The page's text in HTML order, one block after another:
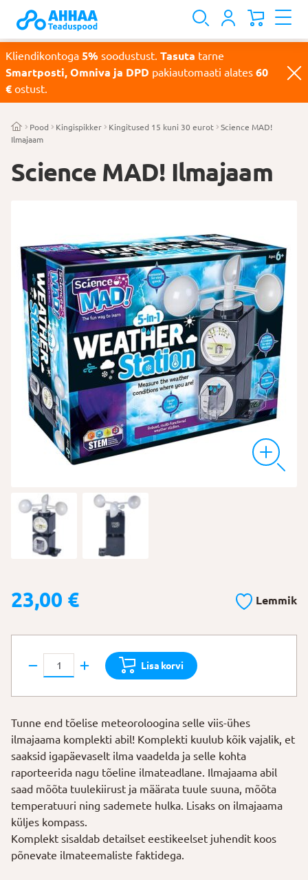
Kliendikontoga 5% soodustust. Tasuta tarne
Smartposti, Omniva ja DPD pakiautomaati alates 60
€ ostust.
Pood Kingispikker Kingitused 15 kuni 30 eurot
Science MAD!
Ilmajaam
Science MAD! Ilmajaam
23,00 € Lemmik
Science
MAD!
Ilmajaam
Lisa korvi
Tunne end tõelise meteoroloogina selle viis-ühes
ilmajaama komplekti abil! Komplekti kuulub kõik vajalik, et
saaksid igapäevaselt ilma vaadelda ja selle kohta
raporteerida nagu tõeline ilmateadlane. Ilmajaama abil
saad mõõta tuulekiirust ja määrata tuule suuna, mõõta
temperatuuri ning sademete hulka. Lisaks on ilmajaama
küljes kompass.
Komplekt sisaldab detailset eestikeelset juhendit koos
põnevate ilmateemaliste faktidega.